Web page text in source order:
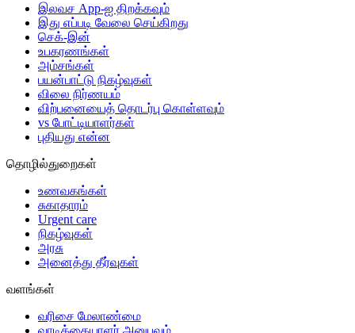
இலவச App-ஐ திறக்கவும்
இது எப்படி வேலை செய்கிறது
செக்-இன்
உபகரணங்கள்
அம்சங்கள்
பயன்பாட்டு நிகழ்வுகள்
விலை நிர்ணயம்
விற்பனையைத் தொடர்பு கொள்ளவும்
vs போட்டியாளர்கள்
புதியது என்ன
தொழில்துறைகள்
உணவகங்கள்
சுகாதாரம்
Urgent care
நிகழ்வுகள்
அரசு
அனைத்து தீர்வுகள்
வளங்கள்
வரிசை மேலாண்மை
வாடிக்கையாளர் அனுபவம்